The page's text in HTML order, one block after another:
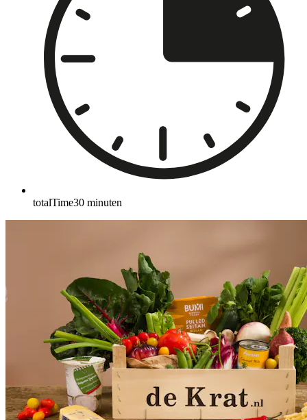
totalTime30 minuten